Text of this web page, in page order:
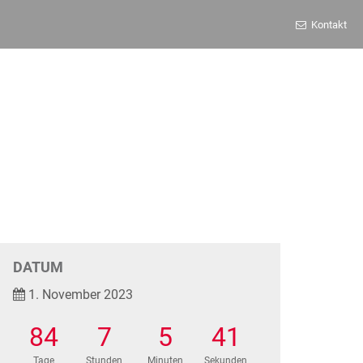
Kontakt
DATUM
1. November 2023
84
Tage
7
Stunden
5
Minuten
41
Sekunden